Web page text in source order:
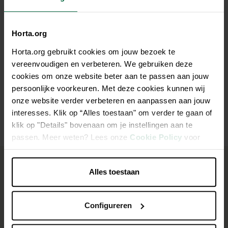
Horta.org
Horta.org gebruikt cookies om jouw bezoek te
vereenvoudigen en verbeteren. We gebruiken deze
cookies om onze website beter aan te passen aan jouw
persoonlijke voorkeuren. Met deze cookies kunnen wij
onze website verder verbeteren en aanpassen aan jouw
interesses. Klik op “Alles toestaan" om verder te gaan of
klik op "Details" bovenaan om je instellingen aan te
passen. Meer weten? Lees onze Cookie Policy voor
meer informatie.
Alles toestaan
Configureren
Hebben ze natuurlijke vijanden?
Hoe maak je je tuin aantrekkelijk voor
oorwormen?
Zo maak je een oorwormpot
Dit heb je nodig
Touw